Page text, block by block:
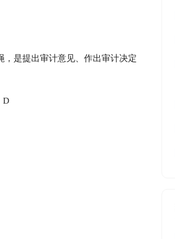
，是提出审计意见、作出审计决定
D